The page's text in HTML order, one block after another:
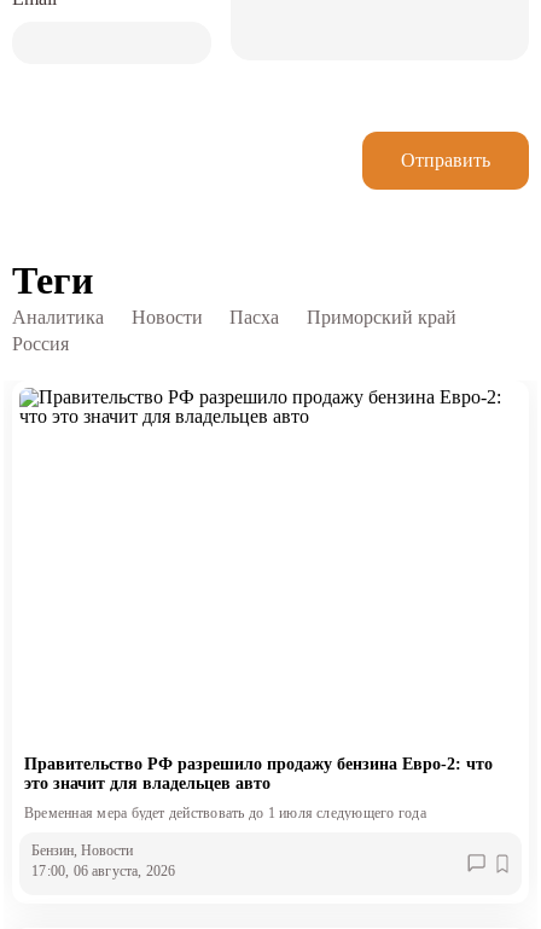
Отправить
Теги
Аналитика Новости Пасха
Приморский край
Россия
Правительство РФ разрешило продажу бензина Евро-2: что
это значит для владельцев авто
Временная мера будет действовать до 1 июля следующего года
Бензин, Новости
17:00, 06 августа, 2026